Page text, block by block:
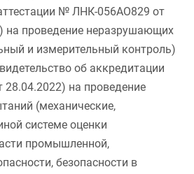
№ ЛНК-056АО829 от
на проведение неразрушающих
и измерительный контроль)
об аккредитации
на проведение
(механические,
системе оценки
промышленной,
безопасности в